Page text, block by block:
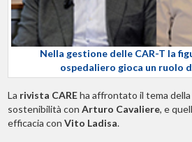
Nella gestione delle CAR-T la
ospedaliero gioca un ruolo
La rivista CAREha affrontato il tema
sostenibilità con Arturo Cavaliere, e
efficacia con Vito Ladisa.